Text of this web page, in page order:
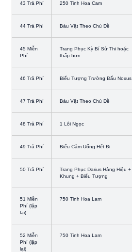
43 Trả Phí 250 Tinh Hoa Cam
44 Trả Phí Báu Vật Theo Chủ Đề
45 Miễn
Phí
Trang Phục Kỳ Bí Sử Thi hoặc
thấp hơn
46 Trả Phí Biểu Tượng Trường Đấu Noxus
47 Trả Phí Báu Vật Theo Chủ Đề
48 Trả Phí 1 Lôi Ngọc
49 Trả Phí Biểu Cảm Uống Hết Đi
50 Trả Phí
Trang Phục Darius Hàng Hiệu +
Khung + Biểu Tượng
51 Miễn
Phí (lặp
lại)
750 Tinh Hoa Lam
52 Miễn
Phí (lặp
lại)
750 Tinh Hoa Lam